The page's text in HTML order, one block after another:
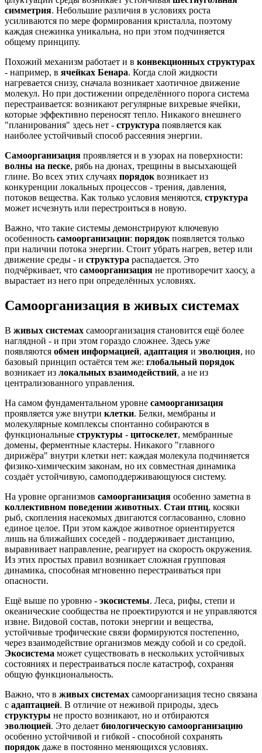
симметрия. Небольшие различия в условиях роста
усиливаются по мере формирования кристалла, поэтому
каждая снежинка уникальна, но при этом подчиняется
общему принципу.
Похожий механизм работает и в конвекционных структурах
- например, в ячейках Бенара. Когда слой жидкости
нагревается снизу, сначала возникает хаотичное движение
молекул. Но при достижении определённого порога система
перестраивается: возникают регулярные вихревые ячейки,
которые эффективно переносят тепло. Никакого внешнего
"планирования" здесь нет - структура появляется как
наиболее устойчивый способ рассеяния энергии.
Самоорганизация проявляется и в узорах на поверхности:
волны на песке, рябь на дюнах, трещины в высыхающей
глине. Во всех этих случаях порядок возникает из
конкуренции локальных процессов - трения, давления,
потоков вещества. Как только условия меняются, структура
может исчезнуть или перестроиться в новую.
Важно, что такие системы демонстрируют ключевую
особенность самоорганизации: порядок появляется только
при наличии потока энергии. Стоит убрать нагрев, ветер или
движение среды - и структура распадается. Это
подчёркивает, что самоорганизация не противоречит хаосу, а
вырастает из него при определённых условиях.
Самоорганизация в живых системах
В живых системах самоорганизация становится ещё более
наглядной - и при этом гораздо сложнее. Здесь уже
появляются обмен информацией, адаптация и эволюция, но
базовый принцип остаётся тем же: глобальный порядок
возникает из локальных взаимодействий, а не из
централизованного управления.
На самом фундаментальном уровне самоорганизация
проявляется уже внутри клетки. Белки, мембраны и
молекулярные комплексы спонтанно собираются в
функциональные структуры - цитоскелет, мембранные
домены, ферментные кластеры. Никакого "главного
дирижёра" внутри клетки нет: каждая молекула подчиняется
физико-химическим законам, но их совместная динамика
создаёт устойчивую, самоподдерживающуюся систему.
На уровне организмов самоорганизация особенно заметна в
коллективном поведении животных. Стаи птиц, косяки
рыб, скопления насекомых двигаются согласованно, словно
единое целое. При этом каждое животное ориентируется
лишь на ближайших соседей - поддерживает дистанцию,
выравнивает направление, реагирует на скорость окружения.
Из этих простых правил возникает сложная групповая
динамика, способная мгновенно перестраиваться при
опасности.
Ещё выше по уровню - экосистемы. Леса, рифы, степи и
океанические сообщества не проектируются и не управляются
извне. Видовой состав, потоки энергии и вещества,
устойчивые трофические связи формируются постепенно,
через взаимодействие организмов между собой и со средой.
Экосистема может существовать в нескольких устойчивых
состояниях и перестраиваться после катастроф, сохраняя
общую функциональность.
Важно, что в живых системах самоорганизация тесно связана
с адаптацией. В отличие от неживой природы, здесь
структуры не просто возникают, но и отбираются
эволюцией. Это делает биологическую самоорганизацию
особенно устойчивой и гибкой - способной сохранять
порядок даже в постоянно меняющихся условиях.